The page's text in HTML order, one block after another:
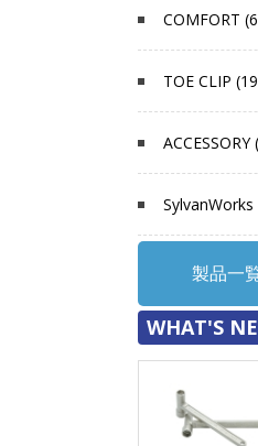
COMFORT
TOE CLIP
ACCESSORY
SylvanWorks
製品一
WHAT'S